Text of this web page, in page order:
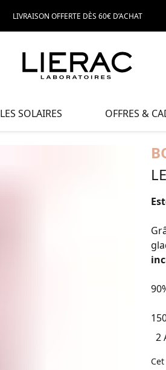
LIVRAISON OFFERTE DÈS 60€ D’ACHAT
LES SOLAIRES OFFRES &
2